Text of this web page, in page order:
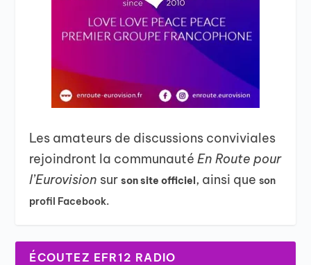
Les amateurs de discussions conviviales
rejoindront la communautéEn Route pour
l’Eurovision surson site officiel, ainsi queson
profil Facebook.
ÉCOUTEZ EFR12 RADIO